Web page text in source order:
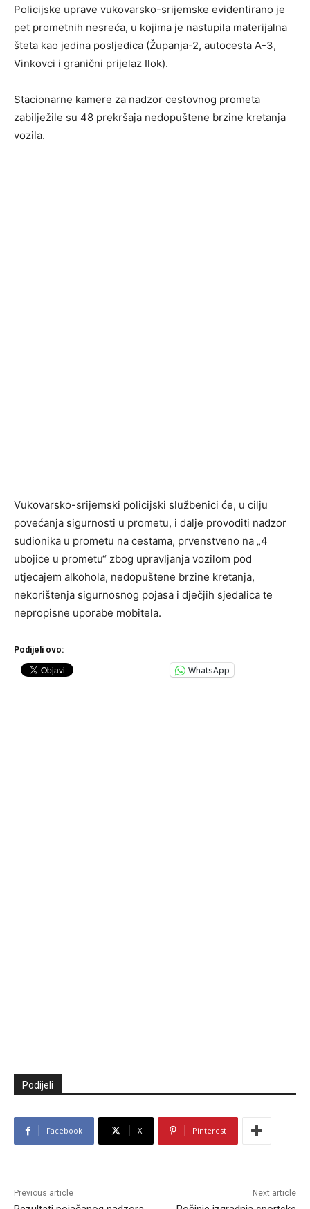
Policijske uprave vukovarsko-srijemske evidentirano je
pet prometnih nesreća, u kojima je nastupila materijalna
šteta kao jedina posljedica (Županja-2, autocesta A-3,
Vinkovci i granični prijelaz Ilok).
Stacionarne kamere za nadzor cestovnog prometa
zabilježile su 48 prekršaja nedopuštene brzine kretanja
vozila.
Vukovarsko-srijemski policijski službenici će, u cilju
povećanja sigurnosti u prometu, i dalje provoditi nadzor
sudionika u prometu na cestama, prvenstveno na „4
ubojice u prometu“ zbog upravljanja vozilom pod
utjecajem alkohola, nedopuštene brzine kretanja,
nekorištenja sigurnosnog pojasa i dječjih sjedalica te
nepropisne uporabe mobitela.
Podijeli ovo:
WhatsApp
Podijeli
Facebook X Pinterest
Previous article Next article